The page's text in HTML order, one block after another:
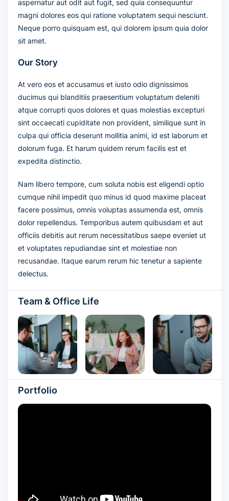
aspernatur aut odit aut fugit, sed quia consequuntur
magni dolores eos qui ratione voluptatem sequi nesciunt.
Neque porro quisquam est, qui dolorem ipsum quia dolor
sit amet.
Our Story
At vero eos et accusamus et iusto odio dignissimos
ducimus qui blanditiis praesentium voluptatum deleniti
atque corrupti quos dolores et quas molestias excepturi
sint occaecati cupiditate non provident, similique sunt in
culpa qui officia deserunt mollitia animi, id est laborum et
dolorum fuga. Et harum quidem rerum facilis est et
expedita distinctio.
Nam libero tempore, cum soluta nobis est eligendi optio
cumque nihil impedit quo minus id quod maxime placeat
facere possimus, omnis voluptas assumenda est, omnis
dolor repellendus. Temporibus autem quibusdam et aut
officiis debitis aut rerum necessitatibus saepe eveniet ut
et voluptates repudiandae sint et molestiae non
recusandae. Itaque earum rerum hic tenetur a sapiente
delectus.
Team & Office Life
Portfolio